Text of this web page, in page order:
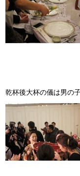
乾杯後大杯の儀は男の